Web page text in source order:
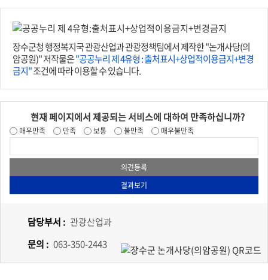
장수군청 행정복지국 관광산업과 관광정책팀에서 제작한 "논개사당(의
암공원)" 저작물은"공공누리 제 4유형 : 출처표시+상업적이용금지+변경
금지"조건에 따라 이용할 수 있습니다.
현재 페이지에서 제공되는 서비스에 대하여 만족하십니까?
매우만족 만족 보통 불만족 매우불만족
담당부서 : 관광산업과
문의 : 063-350-2443